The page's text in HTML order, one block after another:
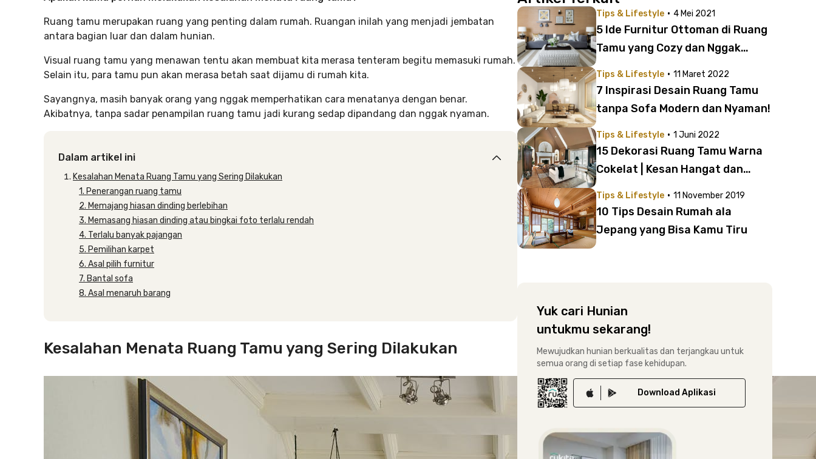
Ruang tamu merupakan ruang yang penting dalam rumah. Ruangan inilah yang menjadi jembatan
antara bagian luar dan dalam hunian.
Visual ruang tamu yang menawan tentu akan membuat kita merasa tenteram begitu memasuki rumah.
Selain itu, para tamu pun akan merasa betah saat dijamu di rumah kita.
Sayangnya, masih banyak orang yang nggak memperhatikan cara menatanya dengan benar.
Akibatnya, tanpa sadar penampilan ruang tamu jadi kurang sedap dipandang dan nggak nyaman.
Dalam artikel ini
Kesalahan Menata Ruang Tamu yang Sering Dilakukan
1. Penerangan ruang tamu
2. Memajang hiasan dinding berlebihan
3. Memasang hiasan dinding atau bingkai foto terlalu rendah
4. Terlalu banyak pajangan
5. Pemilihan karpet
6. Asal pilih furnitur
7. Bantal sofa
8. Asal menaruh barang
Kesalahan Menata Ruang Tamu yang Sering Dilakukan
Tips & Lifestyle · 4 Mei 2021
5 Ide Furnitur Ottoman di Ruang
Tamu yang Cozy dan Nggak
Tips & Lifestyle · 11 Maret 2022
7 Inspirasi Desain Ruang Tamu
tanpa Sofa Modern dan Nyaman!
Tips & Lifestyle · 1 Juni 2022
15 Dekorasi Ruang Tamu Warna
Cokelat | Kesan Hangat dan
Tips & Lifestyle · 11 November 2019
10 Tips Desain Rumah ala
Jepang yang Bisa Kamu Tiru
Yuk cari Hunian
untukmu sekarang!
Mewujudkan hunian berkualitas dan terjangkau untuk
semua orang di setiap fase kehidupan.
Download Aplikasi